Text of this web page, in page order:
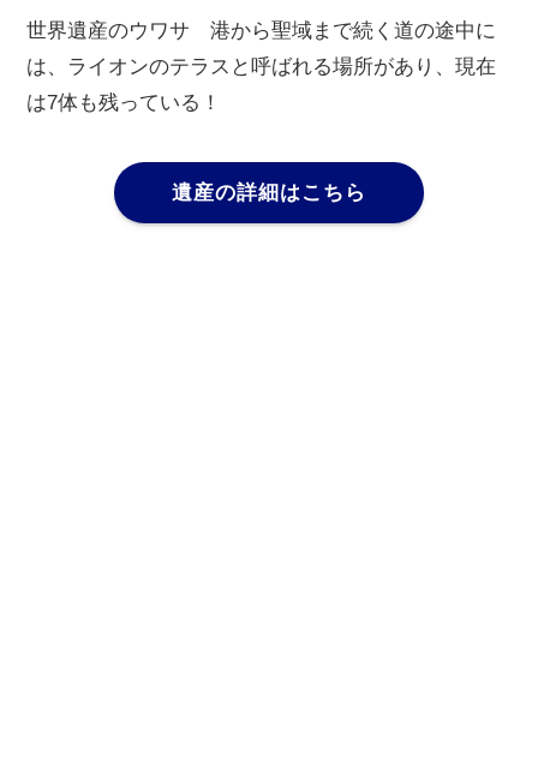
世界遺産のウワサ 港から聖域まで続く道の途中に
は、ライオンのテラスと呼ばれる場所があり、現在
は7体も残っている！
遺産の詳細はこちら